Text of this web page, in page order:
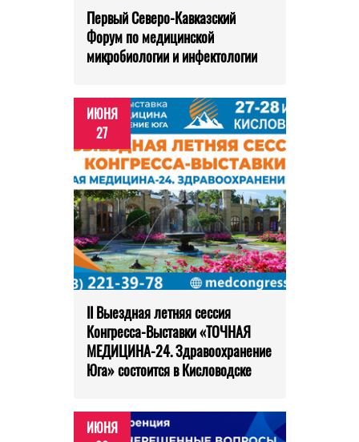
Первый Северо-Кавказский
Форум по медицинской
микробиологии и инфектологии
ИЮНЯ
27
II Выездная летняя сессия
Конгресса-Выставки «ТОЧНАЯ
МЕДИЦИНА-24. Здравоохранение
Юга» состоится в Кисловодске
ИЮНЯ